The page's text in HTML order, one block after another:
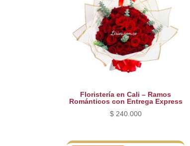
Floristería en Cali – Ramos
Románticos con Entrega Express
$240.000